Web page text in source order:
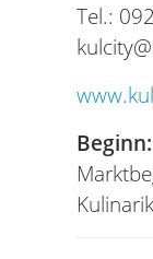
Tel.:
Beginn: